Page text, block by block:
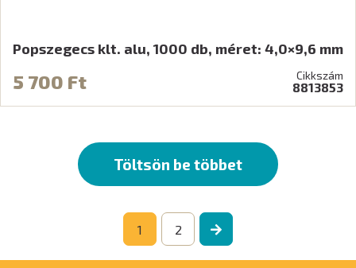
Popszegecs klt. alu, 1000 db, méret: 4,0×9,6 mm
5 700 Ft Cikkszám
8813853
Töltsön be többet
1 2